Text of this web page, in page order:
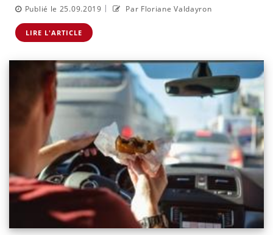
Publié le 25.09.2019 | Par Floriane Valdayron
LIRE L'ARTICLE